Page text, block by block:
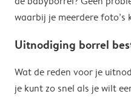
waarbij je meerdere foto’s
Uitnodiging borrel
Wat de reden voor je
je kunt zo snel als je wilt